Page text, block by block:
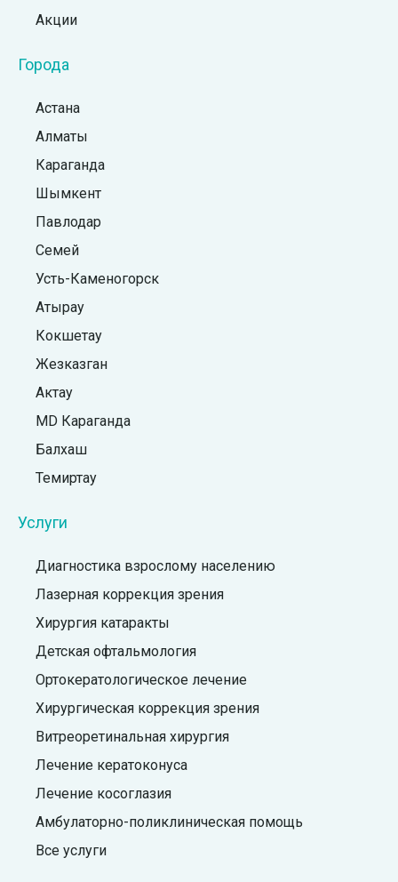
Акции
Города
Астана
Алматы
Караганда
Шымкент
Павлодар
Семей
Усть-Каменогорск
Атырау
Кокшетау
Жезказган
Актау
MD Караганда
Балхаш
Темиртау
Услуги
Диагностика взрослому населению
Лазерная коррекция зрения
Хирургия катаракты
Детская офтальмология
Ортокератологическое лечение
Хирургическая коррекция зрения
Витреоретинальная хирургия
Лечение кератоконуса
Лечение косоглазия
Амбулаторно-поликлиническая помощь
Все услуги